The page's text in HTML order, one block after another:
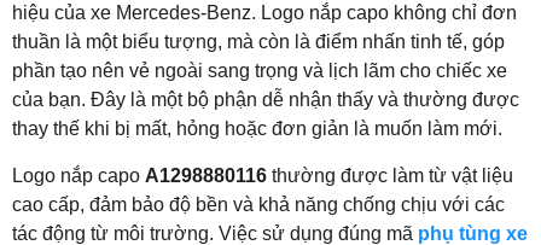
hiệu của xe Mercedes-Benz. Logo nắp capo không chỉ đơn
thuần là một biểu tượng, mà còn là điểm nhấn tinh tế, góp
phần tạo nên vẻ ngoài sang trọng và lịch lãm cho chiếc xe
của bạn. Đây là một bộ phận dễ nhận thấy và thường được
thay thế khi bị mất, hỏng hoặc đơn giản là muốn làm mới.
Logo nắp capo A1298880116 thường được làm từ vật liệu
cao cấp, đảm bảo độ bền và khả năng chống chịu với các
tác động từ môi trường. Việc sử dụng đúng mã phụ tùng xe